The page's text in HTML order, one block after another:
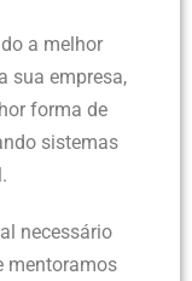
a melhor
sua empresa,
forma de
sistemas
necessário
mentoramos